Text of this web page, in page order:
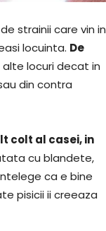
strainii care vin in
locuinta. De
alte locuri decat in
din contra
colt al casei, in
cu blandete,
ca e bine
pisicii ii creeaza